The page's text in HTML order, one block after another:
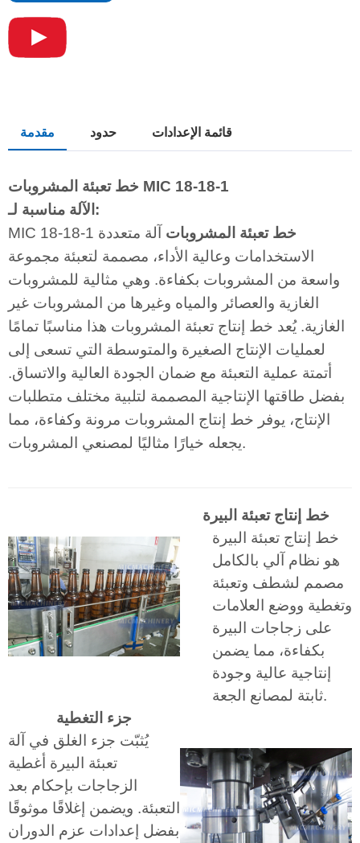
مقدمة حدود قائمة الإعدادات
خط تعبئة المشروبات MIC 18-18-1
الآلة مناسبة لـ:
MIC 18-18-1
خط تعبئة المشروبات آلة متعددة
الاستخدامات وعالية الأداء، مصممة لتعبئة مجموعة
واسعة من المشروبات بكفاءة. وهي مثالية للمشروبات
الغازية والعصائر والمياه وغيرها من المشروبات غير
الغازية. يُعد خط إنتاج تعبئة المشروبات هذا مناسبًا تمامًا
لعمليات الإنتاج الصغيرة والمتوسطة التي تسعى إلى
أتمتة عملية التعبئة مع ضمان الجودة العالية والاتساق.
بفضل طاقتها الإنتاجية المصممة لتلبية مختلف متطلبات
الإنتاج، يوفر خط إنتاج المشروبات مرونة وكفاءة، مما
يجعله خيارًا مثاليًا لمصنعي المشروبات.
خط إنتاج تعبئة البيرة
خط إنتاج تعبئة البيرة
هو نظام آلي بالكامل
مصمم لشطف وتعبئة
وتغطية ووضع العلامات
على زجاجات البيرة
بكفاءة، مما يضمن
إنتاجية عالية وجودة
ثابتة لمصانع الجعة.
جزء التغطية
يُثبّت جزء الغلق في آلة
تعبئة البيرة أغطية
الزجاجات بإحكام بعد
التعبئة. ويضمن إغلاقًا موثوقًا
بفضل إعدادات عزم الدوران